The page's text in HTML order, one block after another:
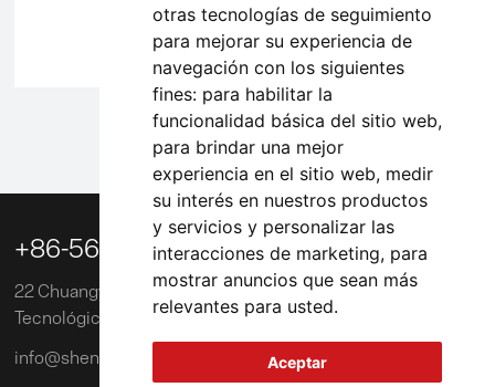
otras tecnologías de seguimiento
para mejorar su experiencia de
navegación con los siguientes
fines: para habilitar la
funcionalidad básica del sitio web,
para brindar una mejor
experiencia en el sitio web, medir
su interés en nuestros productos
y servicios y personalizar las
interacciones de marketing, para
mostrar anuncios que sean más
relevantes para usted.
Aceptar
1 2 3 4 5
+86-563-3039218
22 Chuangye Road, Zona de Desarrollo Económico y
Tecnológico de Xuancheng, China
info@shengxinglobal.com